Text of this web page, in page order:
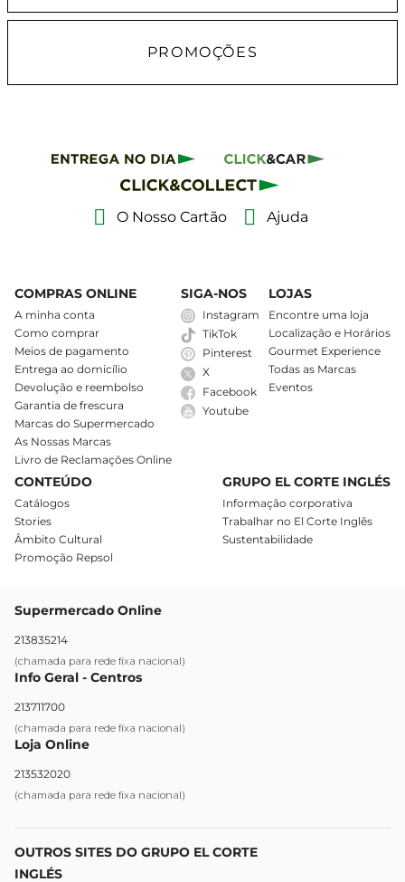
PROMOÇÕES
O Nosso Cartão Ajuda
COMPRAS ONLINE
A minha conta
Como comprar
Meios de pagamento
Entrega ao domicílio
Devolução e reembolso
Garantia de frescura
Marcas do Supermercado
As Nossas Marcas
Livro de Reclamações Online
SIGA-NOS
Instagram
TikTok
Pinterest
X
Facebook
Youtube
LOJAS
Encontre uma loja
Localização e Horários
Gourmet Experience
Todas as Marcas
Eventos
CONTEÚDO
Catálogos
Stories
Âmbito Cultural
Promoção Repsol
GRUPO EL CORTE INGLÉS
Informação corporativa
Trabalhar no El Corte Inglês
Sustentabilidade
Supermercado Online
213835214
(chamada para rede fixa nacional)
Info Geral - Centros
213711700
(chamada para rede fixa nacional)
Loja Online
213532020
(chamada para rede fixa nacional)
OUTROS SITES DO GRUPO EL CORTE
INGLÉS